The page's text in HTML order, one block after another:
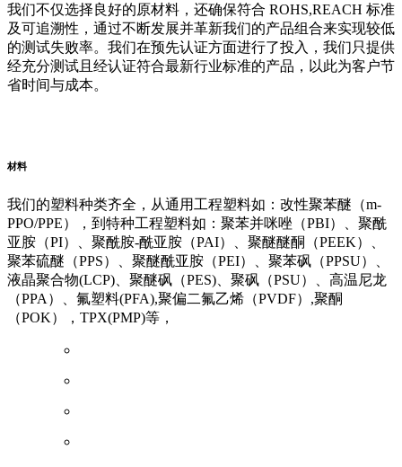
我们不仅选择良好的原材料，还确保符合 ROHS,REACH 标准
及可追溯性，通过不断发展并革新我们的产品组合来实现较低
的测试失败率。我们在预先认证方面进行了投入，我们只提供
经充分测试且经认证符合最新行业标准的产品，以此为客户节
省时间与成本。
材料
我们的塑料种类齐全，从通用工程塑料如：改性聚苯醚（m-
PPO/PPE），到特种工程塑料如：聚苯并咪唑（PBI）、聚酰
亚胺（PI）、聚酰胺-酰亚胺（PAI）、聚醚醚酮（PEEK）、
聚苯硫醚（PPS）、聚醚酰亚胺（PEI）、聚苯砜（PPSU）、
液晶聚合物(LCP)、聚醚砜（PES)、聚砜（PSU）、高温尼龙
（PPA）、氟塑料(PFA),聚偏二氟乙烯（PVDF）,聚酮
（POK），TPX(PMP)等，